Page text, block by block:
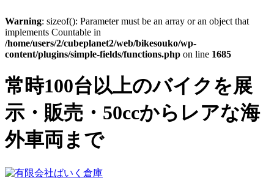
Warning: sizeof(): Parameter must be an array or an object that
implements Countable in
/home/users/2/cubeplanet2/web/bikesouko/wp-
content/plugins/simple-fields/functions.php on line 1685
常時100台以上のバイクを展
示・販売・50ccからレアな海
外車両まで